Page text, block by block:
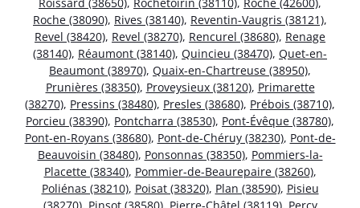
Roche (38090), Rives (38140), Reventin-Vaugris (38121),
Revel (38420), Revel (38270), Rencurel (38680), Renage
(38140), Réaumont (38140), Quincieu (38470), Quet-en-
Beaumont (38970), Quaix-en-Chartreuse (38950),
Prunières (38350), Proveysieux (38120), Primarette
(38270), Pressins (38480), Presles (38680), Prébois (38710),
Porcieu (38390), Pontcharra (38530), Pont-Évêque (38780),
Pont-en-Royans (38680), Pont-de-Chéruy (38230), Pont-de-
Beauvoisin (38480), Ponsonnas (38350), Pommiers-la-
Placette (38340), Pommier-de-Beaurepaire (38260),
Poliénas (38210), Poisat (38320), Plan (38590), Pisieu